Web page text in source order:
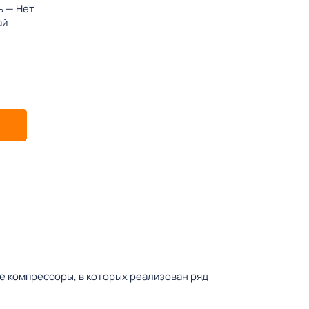
— Нет
компрессоры, в которых реализован ряд